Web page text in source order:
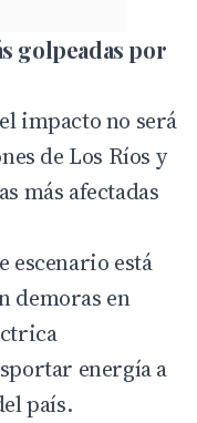
golpeadas por
impacto no será
de Los Ríos y
más afectadas
escenario está
demoras en
energía a
país.